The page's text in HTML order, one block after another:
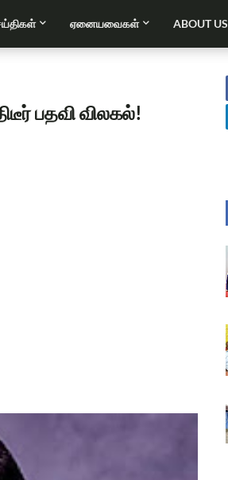
ஏனையவைகள் ABOUT US
பதவி விலகல்!